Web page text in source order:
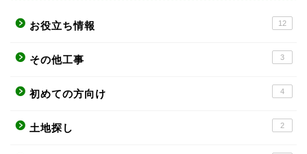
お役立ち情報 12
その他工事 3
初めての方向け 4
土地探し 2